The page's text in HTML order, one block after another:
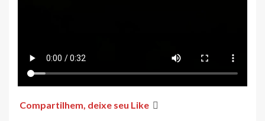
Compartilhem, deixe seu Like 